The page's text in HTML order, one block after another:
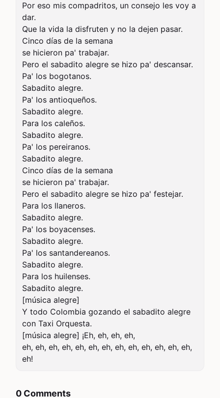
Por eso mis compadritos, un consejo les voy a
dar.
Que la vida la disfruten y no la dejen pasar.
Cinco días de la semana
se hicieron pa' trabajar.
Pero el sabadito alegre se hizo pa' descansar.
Pa' los bogotanos.
Sabadito alegre.
Pa' los antioqueños.
Sabadito alegre.
Para los caleños.
Sabadito alegre.
Pa' los pereiranos.
Sabadito alegre.
Cinco días de la semana
se hicieron pa' trabajar.
Pero el sabadito alegre se hizo pa' festejar.
Para los llaneros.
Sabadito alegre.
Pa' los boyacenses.
Sabadito alegre.
Pa' los santandereanos.
Sabadito alegre.
Para los huilenses.
Sabadito alegre.
[música alegre]
Y todo Colombia gozando el sabadito alegre
con Taxi Orquesta.
[música alegre] ¡Eh, eh, eh, eh,
eh, eh, eh, eh, eh, eh, eh, eh, eh, eh, eh, eh, eh,
eh!
0 Comments